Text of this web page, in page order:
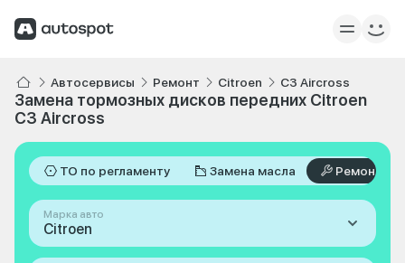
Автосервисы Ремонт Citroen C3 Aircross
Замена тормозных дисков передних Citroen
C3 Aircross
ТО по регламенту Замена масла Ремонт
Марка авто
Citroen